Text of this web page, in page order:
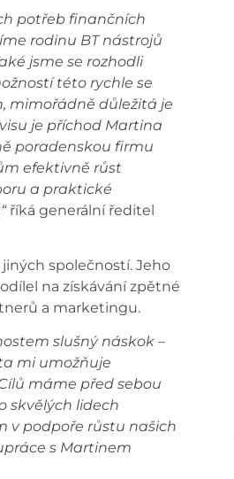
potřeb finančních
rodinu BT nástrojů
jsme se rozhodli
této rychle se
mimořádně důležitá je
je příchod Martina
poradenskou firmu
efektivně růst
a praktické
říká generální ředitel
společností. Jeho
na získávání zpětné
a marketingu.
slušný náskok –
mi umožňuje
máme před sebou
skvělých lidech
v podpoře růstu našich
s Martinem